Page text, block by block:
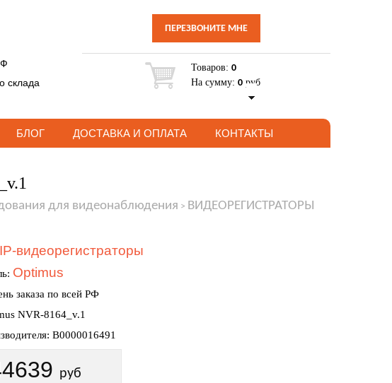
склада
ПЕРЕЗВОНИТЕ МНЕ
Товаров: 0
На сумму: 0 руб
БЛОГ ДОСТАВКА И ОПЛАТА КОНТАКТЫ
для видеонаблюдения > ВИДЕОРЕГИСТРАТОРЫ
IP-видеорегистраторы
Optimus
заказа по всей РФ
NVR-8164_v.1
В0000016491
руб